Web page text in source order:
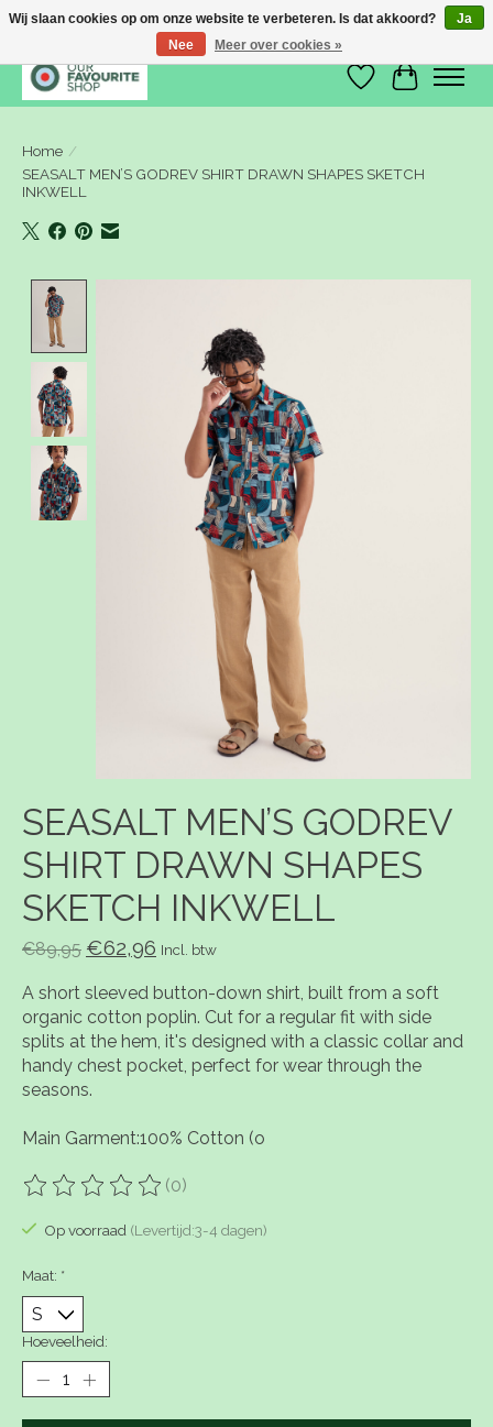
Verlanglijst
Home /
SEASALT MEN’S GODREV SHIRT DRAWN SHAPES SKETCH
INKWELL
SEASALT MEN’S GODREV
SHIRT DRAWN SHAPES
SKETCH INKWELL
€89,95 €62,96 Incl. btw
A short sleeved button-down shirt, built from a soft
organic cotton poplin. Cut for a regular fit with side
splits at the hem, it's designed with a classic collar and
handy chest pocket, perfect for wear through the
seasons.
Main Garment:100% Cotton (o
De beoordeling van dit product is
(0)
Op voorraad (Levertijd:3-4 dagen)
Maat: *
Hoeveelheid:
Wij slaan cookies op om onze website te verbeteren. Is dat akkoord?
Ja
Nee
Meer over cookies »